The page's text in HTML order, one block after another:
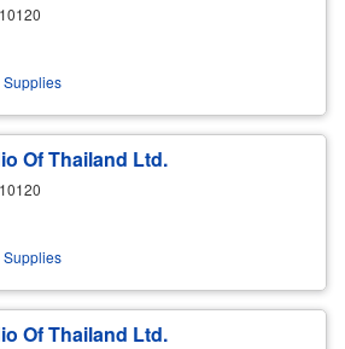
Of Thailand Ltd.
Of Thailand Ltd.